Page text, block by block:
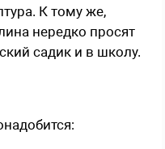
К тому же,
нередко просят
садик и в школу.